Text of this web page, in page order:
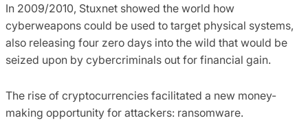
In 2009/2010, Stuxnet showed the world how
cyberweapons could be used to target physical systems,
also releasing four zero days into the wild that would be
seized upon by cybercriminals out for financial gain.
The rise of cryptocurrencies facilitated a new money-
making opportunity for attackers: ransomware.